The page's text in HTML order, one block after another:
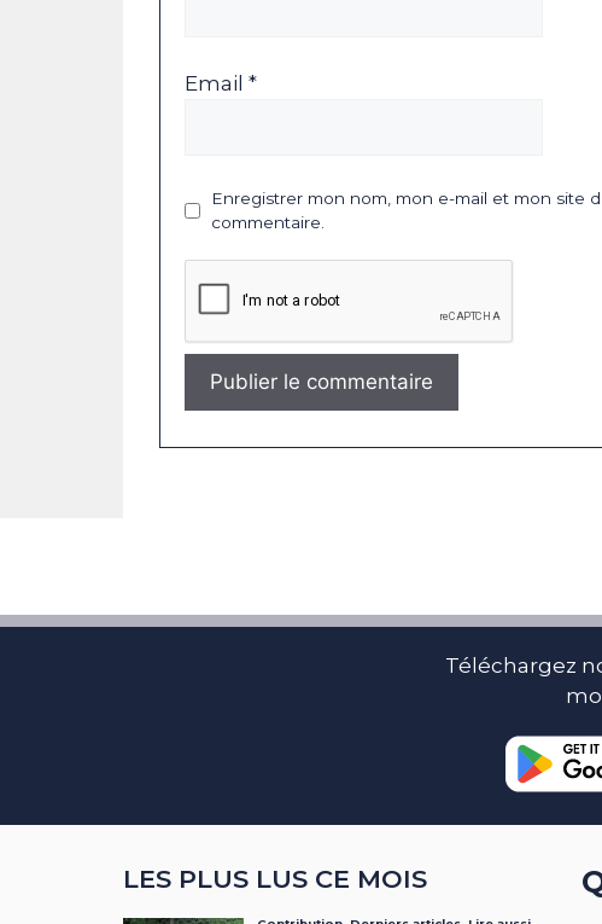
Email *
Enregistrer mon nom, mon e-mail et mon site
commentaire.
Téléchargez
LES PLUS LUS CE MOIS